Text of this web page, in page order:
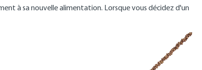
à sa nouvelle alimentation. Lorsque vous décidez d'un